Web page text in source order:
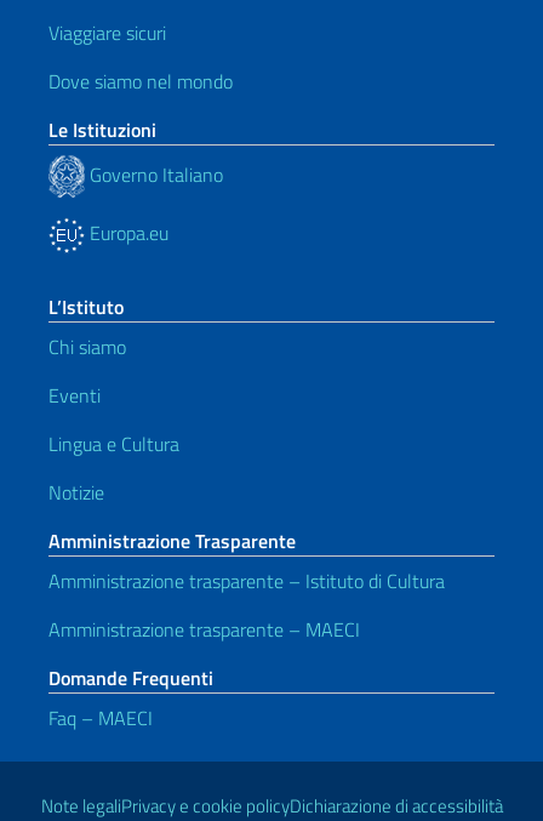
Viaggiare sicuri
Dove siamo nel mondo
Le Istituzioni
Governo Italiano
Europa.eu
L’Istituto
Chi siamo
Eventi
Lingua e Cultura
Notizie
Amministrazione Trasparente
Amministrazione trasparente – Istituto di Cultura
Amministrazione trasparente – MAECI
Domande Frequenti
Faq – MAECI
Link Utili
Note legaliPrivacy e cookie policyDichiarazione di accessibilità